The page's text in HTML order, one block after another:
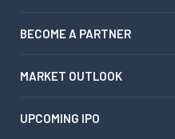
BECOME A PARTNER
MARKET OUTLOOK
UPCOMING IPO